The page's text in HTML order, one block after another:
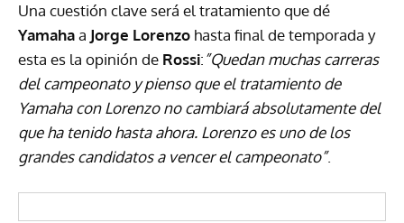
Una cuestión clave será el tratamiento que dé
Yamahaa Jorge Lorenzo hasta final de temporada y
esta es la opinión de Rossi:”Quedan muchas carreras
del campeonato y pienso que el tratamiento de
Yamaha con Lorenzo no cambiará absolutamente del
que ha tenido hasta ahora. Lorenzo es uno de los
grandes candidatos a vencer el campeonato”.